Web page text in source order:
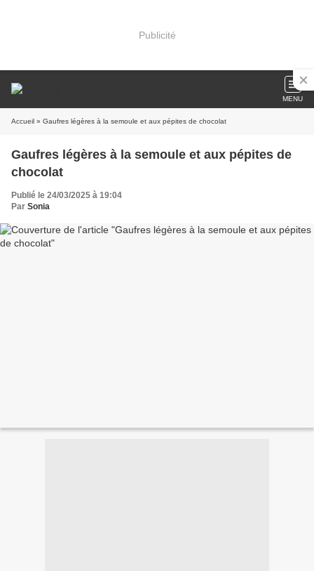
Publicité
MENU
Accueil » Gaufres légères à la semoule et aux pépites de chocolat
Gaufres légères à la semoule et aux pépites de
chocolat
Publié le 24/03/2025 à 19:04
Par Sonia